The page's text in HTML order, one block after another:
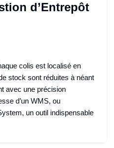
d’Entrepôt
colis est localisé en
stock sont réduites à néant
avec une précision
d’un WMS, ou
un outil indispensable